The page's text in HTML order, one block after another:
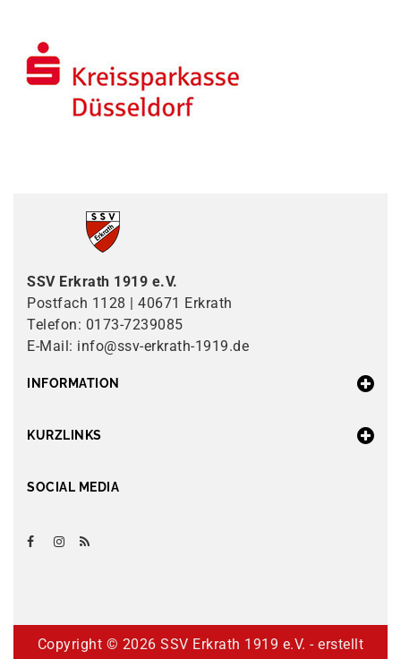
SSV Erkrath 1919 e.V.
Postfach 1128 | 40671 Erkrath
Telefon: 0173-7239085
E-Mail: info@ssv-erkrath-1919.de
INFORMATION
KURZLINKS
SOCIAL MEDIA
Copyright © 2026 SSV Erkrath 1919 e.V. - erstellt